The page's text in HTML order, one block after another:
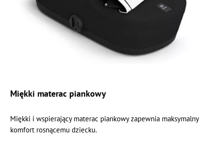
Miękki materac piankowy
Miękki i wspierający materac piankowy zapewnia maksymalny
komfort rosnącemu dziecku.